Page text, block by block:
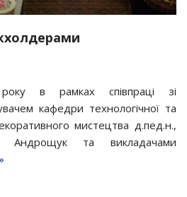
в рамках співпраці зі
кафедри технологічної та
мистецтва д.пед.н.,
Андрощук та викладачами